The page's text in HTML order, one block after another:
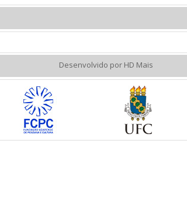
Desenvolvido por HD Mais